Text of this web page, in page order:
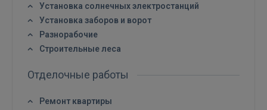
Установка солнечных электростанций
Установка заборов и ворот
Разнорабочие
Строительные леса
Отделочные работы
Ремонт квартиры